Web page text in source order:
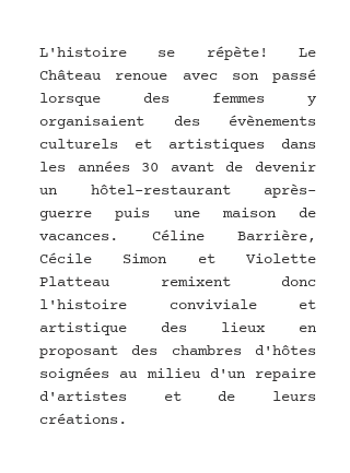
L'histoire se répète! Le
Château renoue avec son passé
lorsque des femmes y
organisaient des évènements
culturels et artistiques dans
les années 30 avant de devenir
un hôtel-restaurant après-
guerre puis une maison de
vacances. Céline Barrière,
Cécile Simon et Violette
Platteau remixent donc
l'histoire conviviale et
artistique des lieux en
proposant des chambres d'hôtes
soignées au milieu d'un repaire
d'artistes et de leurs
créations.